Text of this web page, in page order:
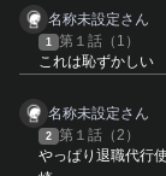
名称未設定さん
1
第１話（1）
これは恥ずかしい
名称未設定さん
2 第１話（2）
やっぱり退職代行